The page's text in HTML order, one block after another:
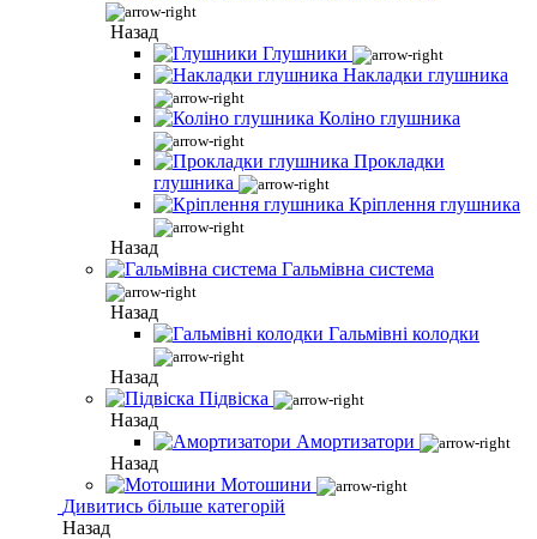
Назад
Глушники
Накладки глушника
Коліно глушника
Прокладки
глушника
Кріплення глушника
Назад
Гальмівна система
Назад
Гальмівні колодки
Назад
Підвіска
Назад
Амортизатори
Назад
Мотошини
Дивитись більше категорій
Назад